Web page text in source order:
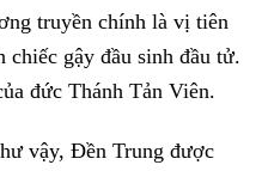
truyền chính là vị tiên
chiếc gậy đầu sinh đầu tử.
đức Thánh Tản Viên.
vậy, Đền Trung được